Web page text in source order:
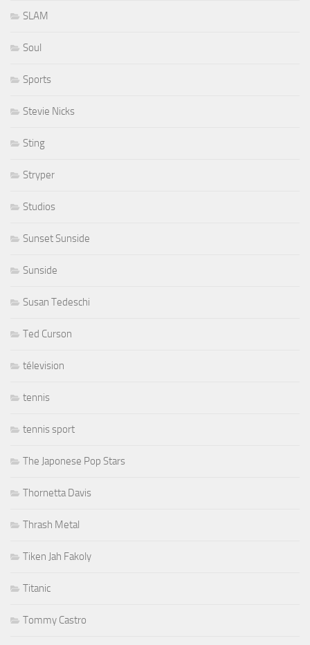
SLAM
Soul
Sports
Stevie Nicks
Sting
Stryper
Studios
Sunset Sunside
Sunside
Susan Tedeschi
Ted Curson
télevision
tennis
tennis sport
The Japonese Pop Stars
Thornetta Davis
Thrash Metal
Tiken Jah Fakoly
Titanic
Tommy Castro